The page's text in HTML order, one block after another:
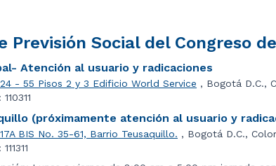
Previsión Social del Congreso
Atención al usuario y radicaciones
- 55 Pisos 2 y 3 Edificio World Service , Bogotá D.C.,
(próximamente atención al usuario y
BIS No. 35-61, Barrio Teusaquillo. , Bogotá D.C.,